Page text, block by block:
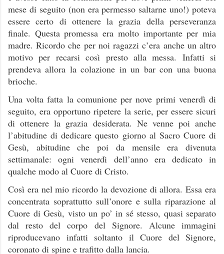
mese di seguito (non era permesso saltarne uno!) poteva
essere certo di ottenere la grazia della perseveranza
finale. Questa promessa era molto importante per mia
madre. Ricordo che per noi ragazzi c’era anche un altro
motivo per recarsi così presto alla messa. Infatti si
prendeva allora la colazione in un bar con una buona
brioche.
Una volta fatta la comunione per nove primi venerdì di
seguito, era opportuno ripetere la serie, per essere sicuri
di ottenere la grazia desiderata. Ne venne poi anche
l’abitudine di dedicare questo giorno al Sacro Cuore di
Gesù, abitudine che poi da mensile era divenuta
settimanale: ogni venerdì dell’anno era dedicato in
qualche modo al Cuore di Cristo.
Così era nel mio ricordo la devozione di allora. Essa era
concentrata soprattutto sull’onore e sulla riparazione al
Cuore di Gesù, visto un po’ in sé stesso, quasi separato
dal resto del corpo del Signore. Alcune immagini
riproducevano infatti soltanto il Cuore del Signore,
coronato di spine e trafitto dalla lancia.